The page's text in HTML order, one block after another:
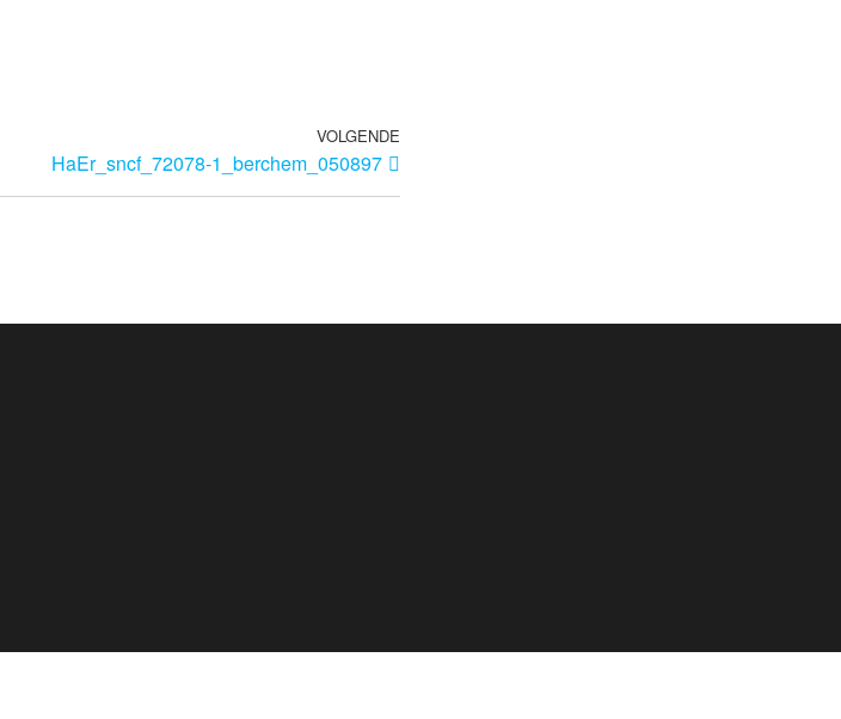
VOLGENDE
HaEr_sncf_72078-1_berchem_050897